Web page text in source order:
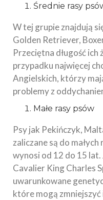
Średnie rasy
W tej grupie znajdują
Golden Retriever,
Przeciętna długość
przypadku najwięcej
Angielskich, którzy
problemy z
Małe rasy psów
Psy jak Pekińczyk,
zaliczane są do małych
wynosi od 12 do 15
Cavalier King Charles
uwarunkowane
które mogą zmniejszyć